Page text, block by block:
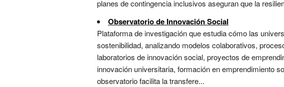
planes de contingencia inclusivos aseguran que la
Observatorio de Innovación Social
Plataforma de investigación que estudia cómo las
sostenibilidad, analizando modelos colaborativos,
laboratorios de innovación social, proyectos de
innovación universitaria, formación en emprendimiento
observatorio facilita la transfere...